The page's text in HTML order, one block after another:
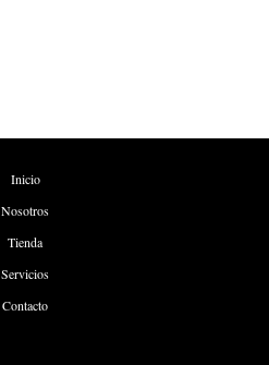
Inicio
Nosotros
Tienda
Servicios
Contacto